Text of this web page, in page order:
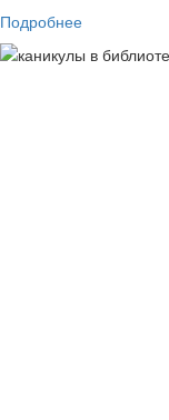
Подробнее